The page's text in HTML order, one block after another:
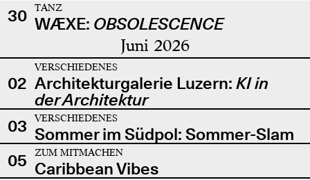
30
TANZ
WÆXE: OBSOLESCENCE
Juni 2026
02
VERSCHIEDENES
Architekturgalerie Luzern: KI in
der Architektur
03
VERSCHIEDENES
Sommer im Südpol: Sommer-Slam
05
ZUM MITMACHEN
Caribbean Vibes